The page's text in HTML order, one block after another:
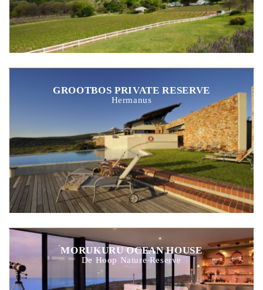
GROOTBOS PRIVATE RESERVE
Hermanus
MORUKURU OCEAN HOUSE
De Hoop Nature Reserve